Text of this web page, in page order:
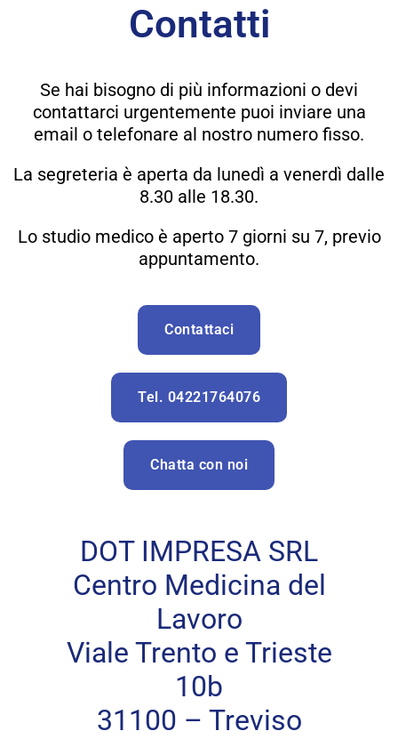
Contatti
Se hai bisogno di più informazioni o devi
contattarci urgentemente puoi inviare una
email o telefonare al nostro numero fisso.
La segreteria è aperta da lunedì a venerdì dalle
8.30 alle 18.30.
Lo studio medico è aperto 7 giorni su 7, previo
appuntamento.
Contattaci
Tel. 04221764076
Chatta con noi
DOT IMPRESA SRL
Centro Medicina del
Lavoro
Viale Trento e Trieste
10b
31100 – Treviso